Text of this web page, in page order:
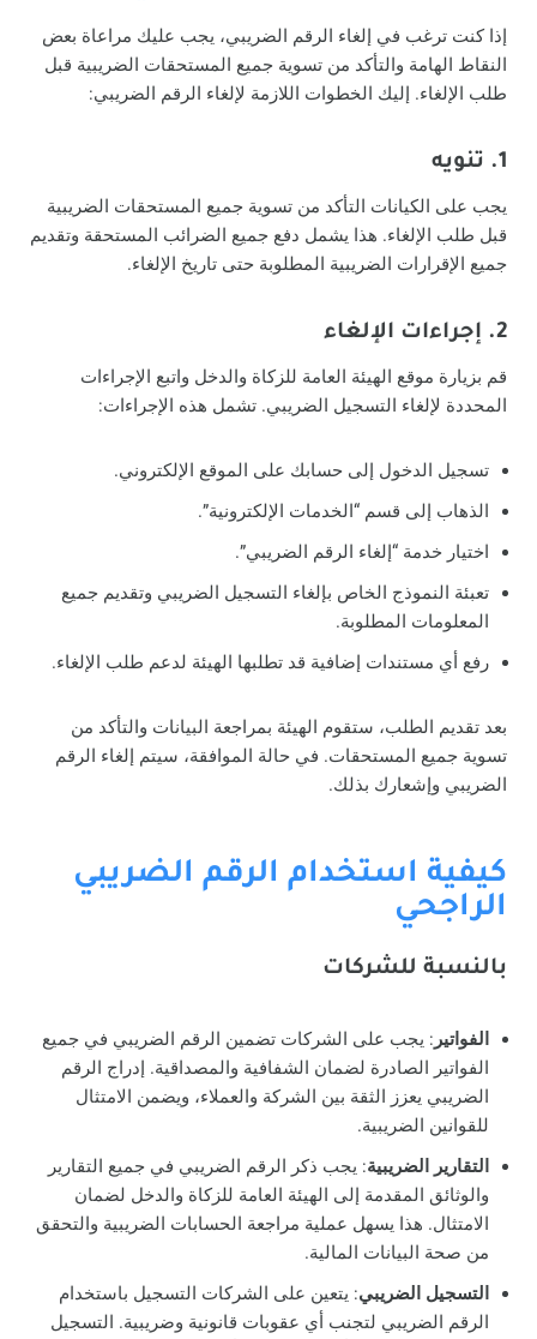
إذا كنت ترغب في إلغاء الرقم الضريبي، يجب عليك مراعاة بعض
النقاط الهامة والتأكد من تسوية جميع المستحقات الضريبية قبل
طلب الإلغاء. إليك الخطوات اللازمة لإلغاء الرقم الضريبي:
1. تنويه
يجب على الكيانات التأكد من تسوية جميع المستحقات الضريبية
قبل طلب الإلغاء. هذا يشمل دفع جميع الضرائب المستحقة وتقديم
جميع الإقرارات الضريبية المطلوبة حتى تاريخ الإلغاء.
2. إجراءات الإلغاء
قم بزيارة موقع الهيئة العامة للزكاة والدخل واتبع الإجراءات
المحددة لإلغاء التسجيل الضريبي. تشمل هذه الإجراءات:
تسجيل الدخول إلى حسابك على الموقع الإلكتروني.
الذهاب إلى قسم “الخدمات الإلكترونية”.
اختيار خدمة “إلغاء الرقم الضريبي”.
تعبئة النموذج الخاص بإلغاء التسجيل الضريبي وتقديم جميع
المعلومات المطلوبة.
رفع أي مستندات إضافية قد تطلبها الهيئة لدعم طلب الإلغاء.
بعد تقديم الطلب، ستقوم الهيئة بمراجعة البيانات والتأكد من
تسوية جميع المستحقات. في حالة الموافقة، سيتم إلغاء الرقم
الضريبي وإشعارك بذلك.
كيفية استخدام الرقم الضريبي
الراجحي
بالنسبة للشركات
الفواتير : يجب على الشركات تضمين الرقم الضريبي في جميع
الفواتير الصادرة لضمان الشفافية والمصداقية. إدراج الرقم
الضريبي يعزز الثقة بين الشركة والعملاء، ويضمن الامتثال
للقوانين الضريبية.
التقارير الضريبية: يجب ذكر الرقم الضريبي في جميع التقارير
والوثائق المقدمة إلى الهيئة العامة للزكاة والدخل لضمان
الامتثال. هذا يسهل عملية مراجعة الحسابات الضريبية والتحقق
من صحة البيانات المالية.
التسجيل الضريبي: يتعين على الشركات التسجيل باستخدام
الرقم الضريبي لتجنب أي عقوبات قانونية وضريبية. التسجيل